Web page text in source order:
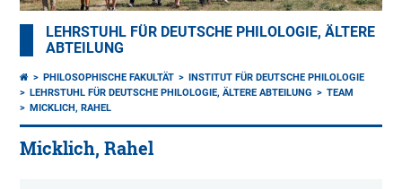
LEHRSTUHL FÜR DEUTSCHE PHILOLOGIE, ÄLTERE
ABTEILUNG
PHILOSOPHISCHE FAKULTÄT
INSTITUT FÜR DEUTSCHE PHILOLOGIE
LEHRSTUHL FÜR DEUTSCHE PHILOLOGIE, ÄLTERE ABTEILUNG
TEAM
MICKLICH, RAHEL
Micklich, Rahel